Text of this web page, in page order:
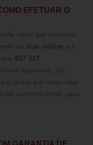
EFETUAR O
optar por comprar
na loja online ou
937 117
nacional)
. Os
o gosto em responder
no caminho certo para